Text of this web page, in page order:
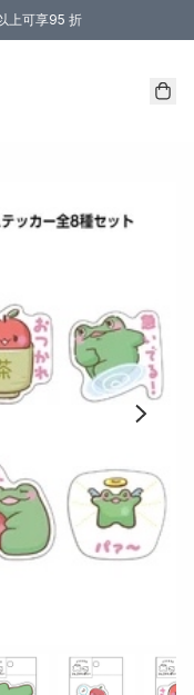
上可享95 折